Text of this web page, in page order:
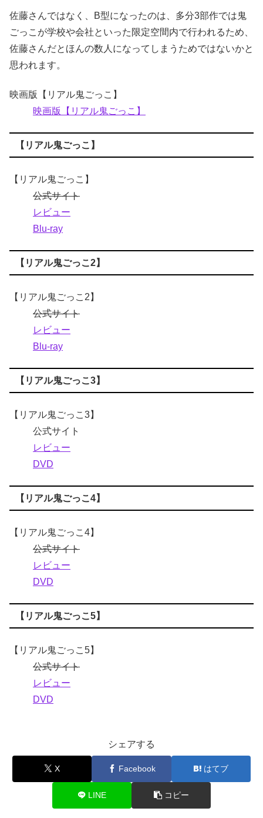
佐藤さんではなく、B型になったのは、多分3部作では鬼
ごっこが学校や会社といった限定空間内で行われるため、
佐藤さんだとほんの数人になってしまうためではないかと
思われます。
映画版【リアル鬼ごっこ】
映画版【リアル鬼ごっこ】
【リアル鬼ごっこ】
【リアル鬼ごっこ】
公式サイト
レビュー
Blu-ray
【リアル鬼ごっこ2】
【リアル鬼ごっこ2】
公式サイト
レビュー
Blu-ray
【リアル鬼ごっこ3】
【リアル鬼ごっこ3】
公式サイト
レビュー
DVD
【リアル鬼ごっこ4】
【リアル鬼ごっこ4】
公式サイト
レビュー
DVD
【リアル鬼ごっこ5】
【リアル鬼ごっこ5】
公式サイト
レビュー
DVD
シェアする
X Facebook はてブ
LINE コピー